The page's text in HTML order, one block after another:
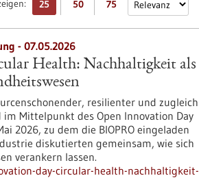
25 50 75
- 07.05.2026
Health: Nachhaltigkeit als
resilienter und zugleich
Mittelpunkt des Open Innovation Day
2026, zu dem die BIOPRO eingeladen
diskutierten gemeinsam, wie sich
verankern lassen.
day-circular-health-nachhaltigkeit-